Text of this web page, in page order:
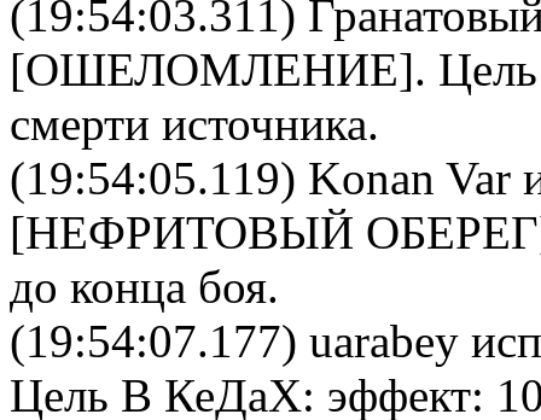
(19:54:03.311)
[ОШЕЛОМЛЕНИЕ].
смерти источника.
(19:54:05.119) Konan Var
[НЕФРИТОВЫЙ ОБЕРЕГ
до конца боя.
(19:54:07.177) uarabey
Цель В КеДаХ: эффект: